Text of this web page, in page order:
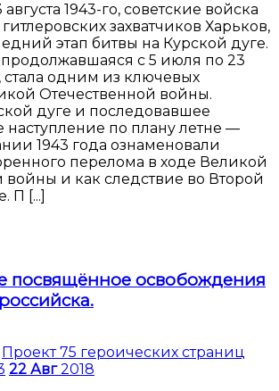
августа 1943-го, советские войска
захватчиков Харьков,
этап битвы на Курской дуге.
продолжавшаяся с 5 июля по 23
стала одним из ключевых
Отечественной войны.
дуге и последовавшее
наступление по плану летне —
1943 года ознаменовали
перелома в ходе Великой
войны и как следствие во Второй
П [...]
посвящённое освобождения
Проект 75 героических страниц
22 Авг2018